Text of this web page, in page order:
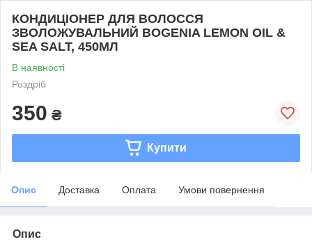
КОНДИЦІОНЕР ДЛЯ ВОЛОССЯ
ЗВОЛОЖУВАЛЬНИЙ BOGENIA LEMON OIL &
SEA SALT, 450МЛ
В наявності
Роздріб
350 ₴
Купити
Опис Доставка Оплата Умови повернення
Опис